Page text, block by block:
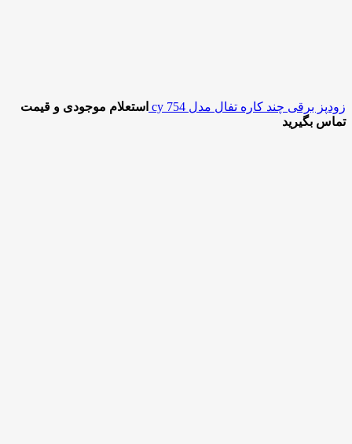
زودپز برقی چند کاره تفال مدل cy 754
استعلام موجودی و قیمت
تماس بگیرید